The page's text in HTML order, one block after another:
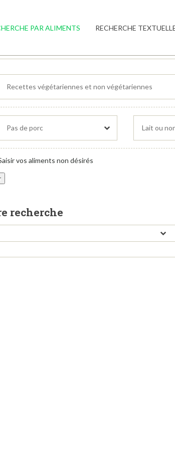
PAR ALIMENTS RECHERCHE
vos aliments non désirés
recherche